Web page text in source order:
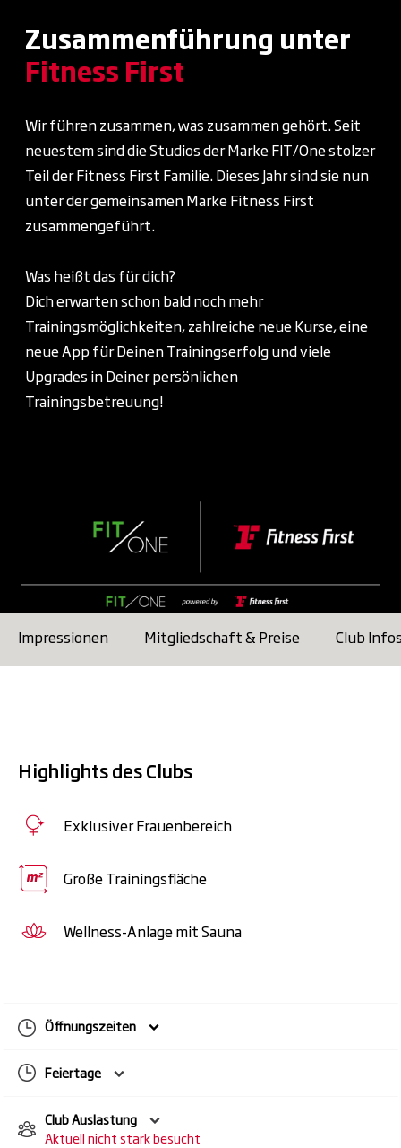
Zusammenführung unter
Fitness First
Wir führen zusammen, was zusammen gehört. Seit
neuestem sind die Studios der Marke FIT/One stolzer
Teil der Fitness First Familie. Dieses Jahr sind sie nun
unter der gemeinsamen Marke Fitness First
zusammengeführt.
Was heißt das für dich?
Dich erwarten schon bald noch mehr
Trainingsmöglichkeiten, zahlreiche neue Kurse, eine
neue App für Deinen Trainingserfolg und viele
Upgrades in Deiner persönlichen
Trainingsbetreuung!
Impressionen Mitgliedschaft & Preise Club
Highlights des Clubs
Exklusiver Frauenbereich
Große Trainingsfläche
Wellness-Anlage mit Sauna
Öffnungszeiten
Feiertage
Club Auslastung
Aktuell nicht stark besucht
Community. Erlebe exklusive
Gruppenkurse mit einzigartiger
Innovation und noch mehr Energie bei
jedem Workout.
Getränke-Flat:Stay hydrated! Mit
unserer Getränke-Flat genießt du
unbegrenzt erfrischende
frischen Kick bei jedem Training.
Massage-Flat:Entspannt zu neuen
Bestleistungen! Mit unserer Massage-
Flat gönnst du dir pure Erholung auf
den elektronischen Massageliegen, für
lockere Muskeln und schnellere
modernen Plate Loaded-
Kraftmaschinen und freien Gewichten
entfaltest du dein volles Potenzial.
RECOVERY:Mit dem FIVE-Konzept
Beweglichkeit und bringst deine
Wellness-Bereich:
genieße Sauna, Dampfbad und Co. für